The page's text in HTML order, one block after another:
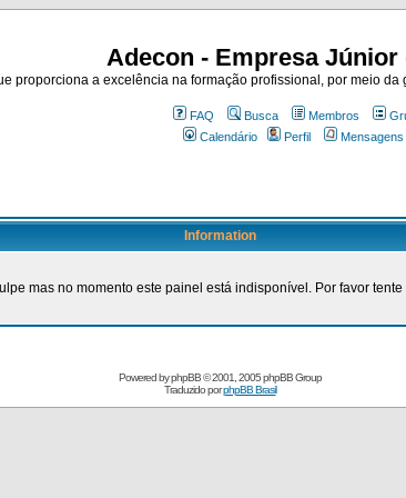
Adecon - Empresa
proporciona a excelência na formação profissional, por meio
FAQ Busca Membros
Calendário
Perfil
Information
mas no momento este painel está indisponível. Por favor tente
Powered byphpBB© 2001, 2005 phpBB Group
Traduzido porphpBB Brasil